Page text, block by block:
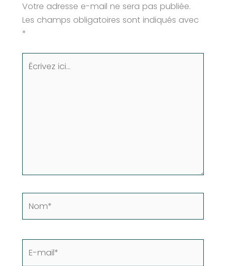
Votre adresse e-mail ne sera pas publiée.
Les champs obligatoires sont indiqués avec
*
Écrivez
ici…
mail*